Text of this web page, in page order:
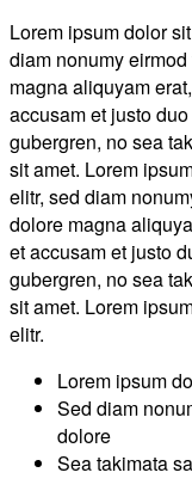
Lorem ipsum dolor
diam nonumy
magna aliquyam
accusam et justo
gubergren, no sea
sit amet. Lorem
elitr, sed diam
dolore magna
et accusam et justo
gubergren, no sea
sit amet. Lorem
elitr.
Lorem ipsum
Sed diam
dolore
Sea takimata